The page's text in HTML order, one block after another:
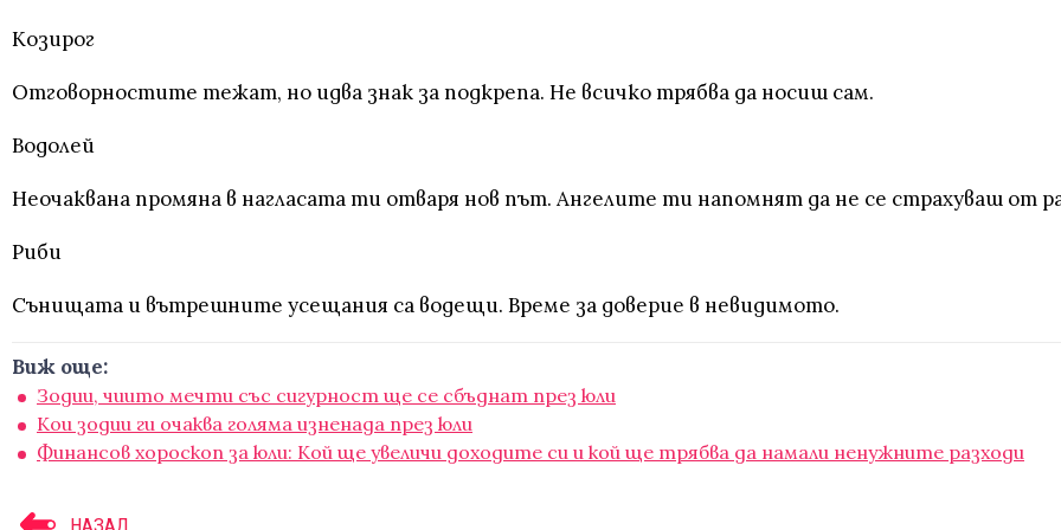
Козирог
Отговорностите тежат, но идва знак за подкрепа. Не всичко трябва да носиш сам.
Водолей
Неочаквана промяна в нагласата ти отваря нов път. Ангелите ти напомнят да не се страхуваш от
Риби
Сънищата и вътрешните усещания са водещи. Време за доверие в невидимото.
Виж още:
Зодии, чиито мечти със сигурност ще се сбъднат през юли
Кои зодии ги очаква голяма изненада през юли
Финансов хороскоп за юли: Кой ще увеличи доходите си и кой ще трябва да намали ненужните разходи
НАЗАД